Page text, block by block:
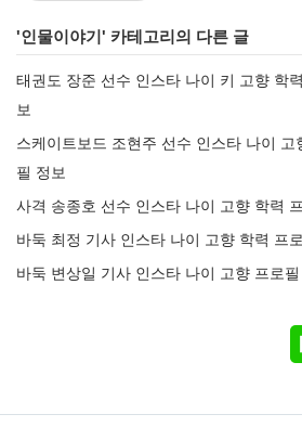
'인물이야기' 카테고리의 다른 글
태권도 장준 선수 인스타 나이 키 고향 학
보
스케이트보드 조현주 선수 인스타 나이 고
필 정보
사격 송종호 선수 인스타 나이 고향 학력
바둑 최정 기사 인스타 나이 고향 학력 프
바둑 변상일 기사 인스타 나이 고향 프로필